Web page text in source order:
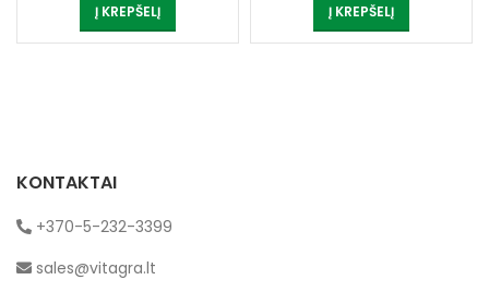
100mm
Į KREPŠELĮ
100mm
Į KREPŠELĮ
KONTAKTAI
+370-5-232-3399
sales@vitagra.lt